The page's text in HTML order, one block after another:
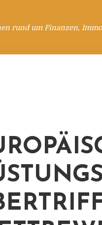
rund um Finanzen,